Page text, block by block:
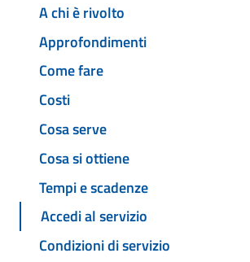
A chi è rivolto
Approfondimenti
Come fare
Costi
Cosa serve
Cosa si ottiene
Tempi e scadenze
Accedi al servizio
Condizioni di servizio